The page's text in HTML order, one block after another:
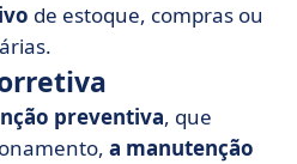
de estoque, compras ou
preventiva, que
a manutenção